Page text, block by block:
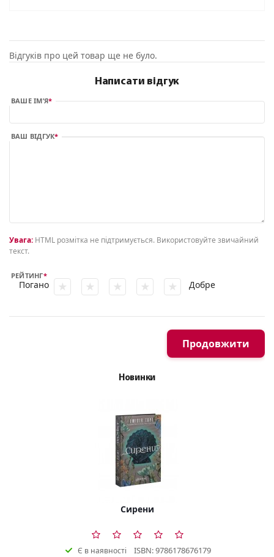
Відгуків про цей товар ще не було.
Написати відгук
ВАШЕ ІМ’Я
ВАШ ВІДГУК
Увага: HTML розмітка не підтримується. Використовуйте звичайний
текст.
РЕЙТИНГ
Погано Добре
Продовжити
Новинки
Сирени
Є в наявності ISBN: 9786178676179